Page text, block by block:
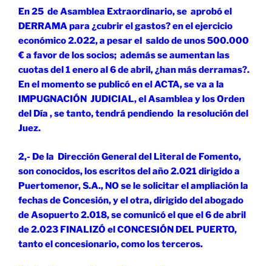
En 25 de Asamblea Extraordinario, se aprobó el
DERRAMA para ¿cubrir el gastos? en el ejercicio
económico 2.022, a pesar el saldo de unos 500.000
€ a favor de los socios; además se aumentan las
cuotas del 1 enero al 6 de abril, ¿han más derramas?.
En el momento se publicó en el ACTA, se va a la
IMPUGNACIÓN JUDICIAL, el Asamblea y los Orden
del Día , se tanto, tendrá pendiendo la resolución del
Juez.
2,- De la Dirección General del Literal de Fomento,
son conocidos, los escritos del año 2.021 dirigido a
Puertomenor, S.A., NO se le solicitar el ampliación la
fechas de Concesión, y el otra, dirigido del abogado
de Asopuerto 2.018, se comunicó el que el 6 de abril
de 2.023 FINALIZÓ el CONCESIÓN DEL PUERTO,
tanto el concesionario, como los terceros.